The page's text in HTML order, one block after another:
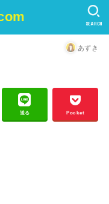
SEARCH
あずき
送る Pocket